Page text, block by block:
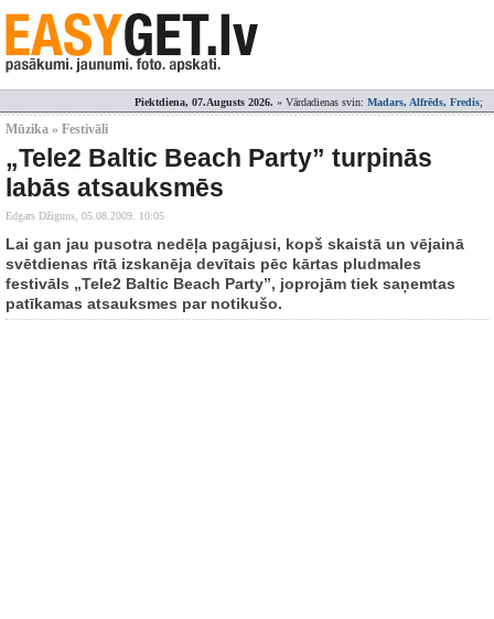
Piektdiena, 07.Augusts 2026. » Vārdadienas svin: Madars, Alfrēds, Fredis;
Mūzika » Festivāli
„Tele2 Baltic Beach Party” turpinās
labās atsauksmēs
Edgars Džiguns, 05.08.2009. 10:05
Lai gan jau pusotra nedēļa pagājusi, kopš skaistā un vējainā
svētdienas rītā izskanēja devītais pēc kārtas pludmales
festivāls „Tele2 Baltic Beach Party”, joprojām tiek saņemtas
patīkamas atsauksmes par notikušo.